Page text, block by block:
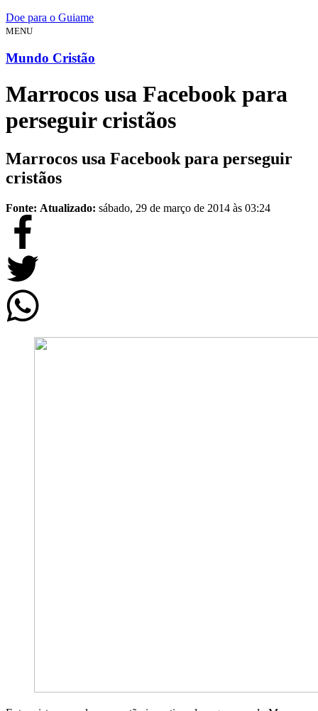
Doe para o Guiame
MENU
Mundo Cristão
Marrocos usa Facebook para
perseguir cristãos
Marrocos usa Facebook para perseguir
cristãos
Fonte: Atualizado: sábado, 29 de março de 2014 às 03:24